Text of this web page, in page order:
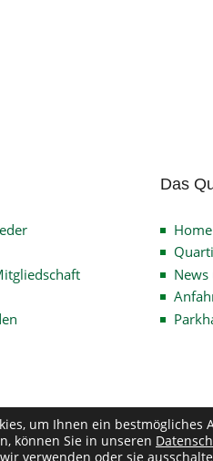
Das
Home
um Ihnen ein
können Sie in unseren
verwenden oder sie